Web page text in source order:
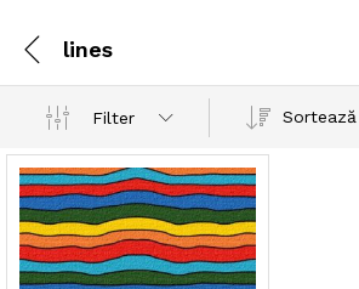
lines
Filter